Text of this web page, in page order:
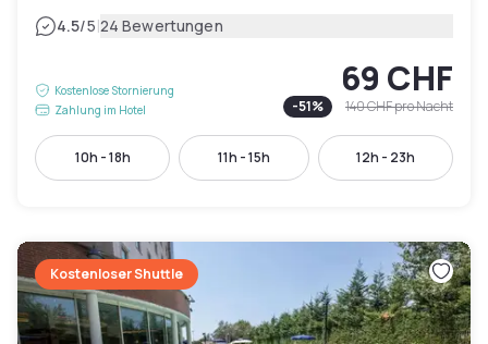
4.5/5|24 Bewertungen
Kostenlose Stornierung
Zahlung im Hotel
69 CHF
-51% 140 CHFpro Nacht
10h - 18h 11h - 15h 12h - 23h
Kostenloser Shuttle